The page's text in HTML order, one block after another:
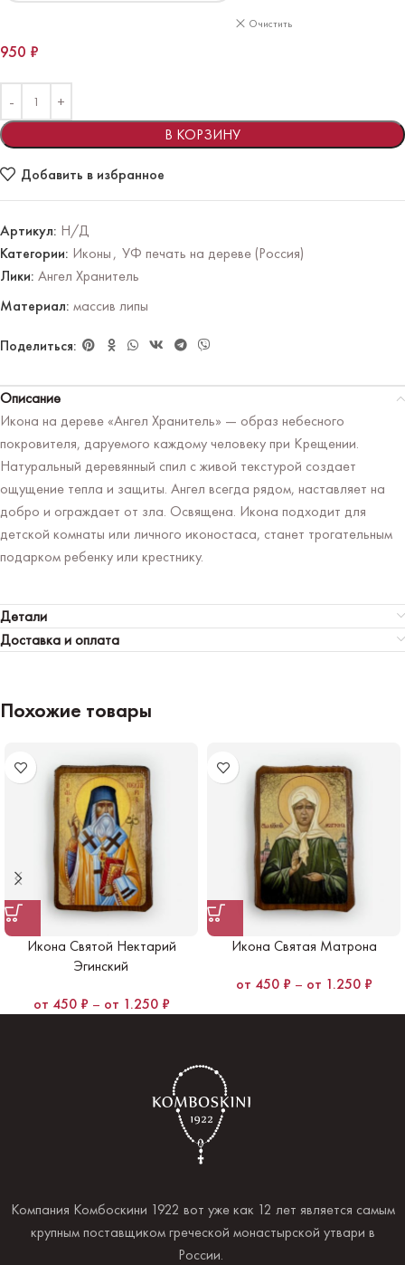
Очистить
950 ₽
В КОРЗИНУ
Добавить в избранное
Артикул: Н/Д
Категории: Иконы, УФ печать на дереве (Россия)
Лики: Ангел Хранитель
Материал: массив липы
Поделиться:
Описание
Икона на дереве «Ангел Хранитель» — образ небесного
покровителя, даруемого каждому человеку при Крещении.
Натуральный деревянный спил с живой текстурой создает
ощущение тепла и защиты. Ангел всегда рядом, наставляет на
добро и ограждает от зла. Освящена. Икона подходит для
детской комнаты или личного иконостаса, станет трогательным
подарком ребенку или крестнику.
Детали
Доставка и оплата
Похожие товары
Икона Святой Нектарий
Эгинский
450 ₽ – 1.250 ₽
Икона Святая Матрона
450 ₽ – 1.250 ₽
Компания Комбоскини 1922 вот уже как 12 лет является самым
крупным поставщиком греческой монастырской утвари в
России.